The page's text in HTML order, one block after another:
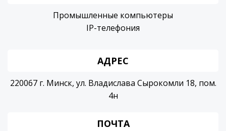
Промышленные компьютеры
IP-телефония
АДРЕС
220067 г. Минск, ул. Владислава Сырокомли 18, пом.
4н
ПОЧТА